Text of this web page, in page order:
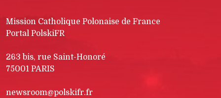
Mission Catholique Polonaise de France
Portal PolskiFR
263 bis, rue Saint-Honoré
75001 PARIS
newsroom@polskifr.fr